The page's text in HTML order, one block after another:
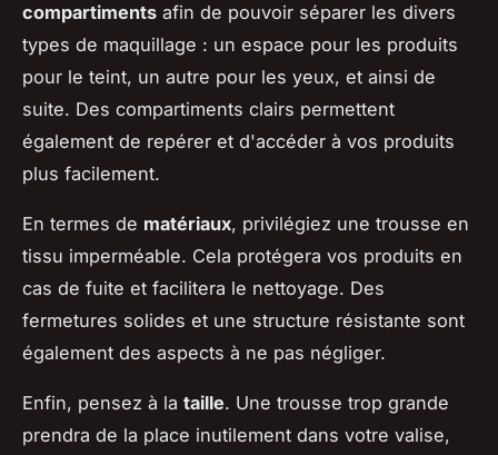
compartiments afin de pouvoir séparer les divers
types de maquillage : un espace pour les produits
pour le teint, un autre pour les yeux, et ainsi de
suite. Des compartiments clairs permettent
également de repérer et d'accéder à vos produits
plus facilement.
En termes de matériaux, privilégiez une trousse en
tissu imperméable. Cela protégera vos produits en
cas de fuite et facilitera le nettoyage. Des
fermetures solides et une structure résistante sont
également des aspects à ne pas négliger.
Enfin, pensez à la taille. Une trousse trop grande
prendra de la place inutilement dans votre valise,